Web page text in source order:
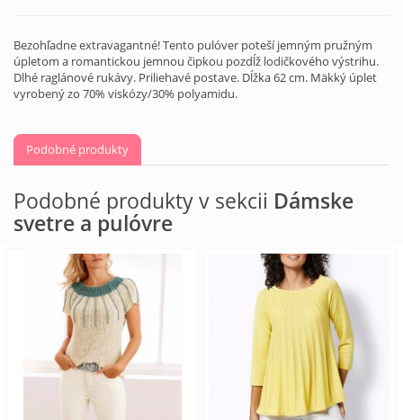
Bezohľadne extravagantné! Tento pulóver poteší jemným pružným
úpletom a romantickou jemnou čipkou pozdĺž lodičkového výstrihu.
Dlhé raglánové rukávy. Priliehavé postave. Dĺžka 62 cm. Mäkký úplet
vyrobený zo 70% viskózy/30% polyamidu.
Podobné produkty
Podobné produkty v sekcii Dámske
svetre a pulóvre